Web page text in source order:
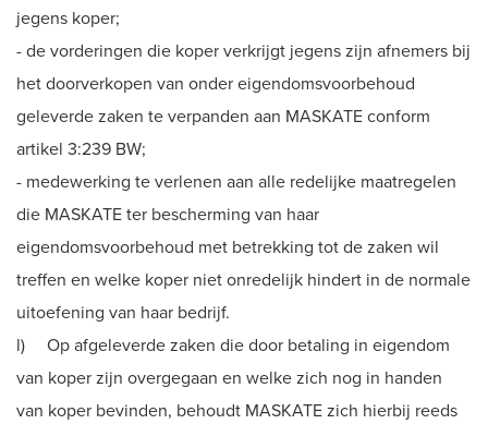
jegens koper;
- de vorderingen die koper verkrijgt jegens zijn afnemers bij
het doorverkopen van onder eigendomsvoorbehoud
geleverde zaken te verpanden aan MASKATE conform
artikel 3:239 BW;
- medewerking te verlenen aan alle redelijke maatregelen
die MASKATE ter bescherming van haar
eigendomsvoorbehoud met betrekking tot de zaken wil
treffen en welke koper niet onredelijk hindert in de normale
uitoefening van haar bedrijf.
l) Op afgeleverde zaken die door betaling in eigendom
van koper zijn overgegaan en welke zich nog in handen
van koper bevinden, behoudt MASKATE zich hierbij reeds